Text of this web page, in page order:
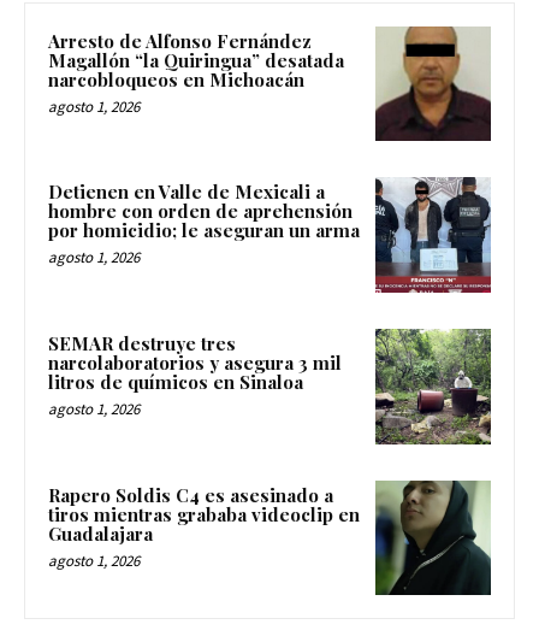
Arresto de Alfonso Fernández
Magallón “la Quiringua” desatada
narcobloqueos en Michoacán
agosto 1, 2026
Detienen en Valle de Mexicali a
hombre con orden de aprehensión
por homicidio; le aseguran un arma
agosto 1, 2026
SEMAR destruye tres
narcolaboratorios y asegura 3 mil
litros de químicos en Sinaloa
agosto 1, 2026
Rapero Soldis C4 es asesinado a
tiros mientras grababa videoclip en
Guadalajara
agosto 1, 2026